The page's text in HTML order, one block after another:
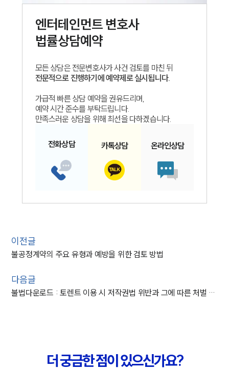
엔터테인먼트변호사
법률상담예약
모든 상담은 전문변호사가 사건 검토를 마친 뒤
전문적으로 진행하기에 예약제로 실시됩니다.
가급적 빠른 상담 예약을 권유드리며,
예약 시간 준수를 부탁드립니다.
만족스러운 상담을 위해 최선을 다하겠습니다.
전화상담 카톡상담 온라인상담
이전글
불공정계약의 주요 유형과 예방을 위한 검토 방법
다음글
불법다운로드 : 토렌트 이용 시 저작권법 위반과 그에 따른 처벌 수위
더 궁금한 점이 있으신가요?